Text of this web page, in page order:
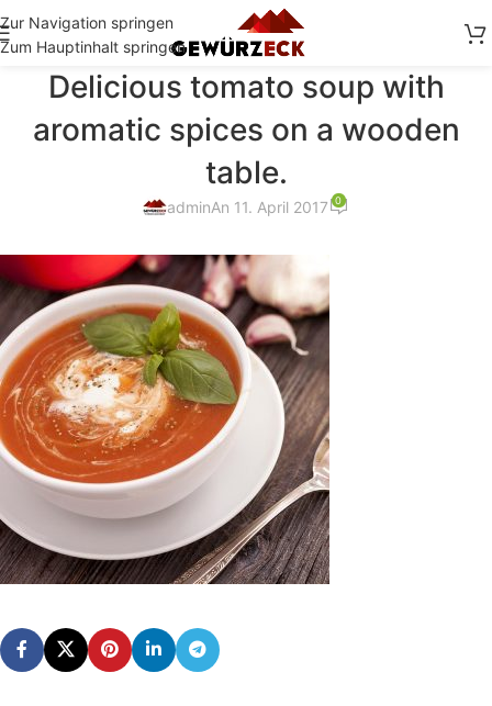
Zur Navigation springen
Zum Hauptinhalt springen
Delicious tomato soup with
aromatic spices on a wooden
table.
adminAn 11. April 2017 0